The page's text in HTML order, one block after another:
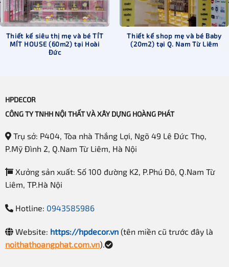
Thiết kế siêu thị mẹ và bé TÍT
MÍT HOUSE (60m2) tại Hoài
Đức
Thiết kế shop mẹ và bé Baby
(20m2) tại Q. Nam Từ Liêm
HPDECOR
CÔNG TY TNHH NỘI THẤT VÀ XÂY DỰNG HOÀNG PHÁT
Trụ sở: P404, Tòa nhà Thắng Lợi, Ngõ 49 Lê Đức Thọ,
P.Mỹ Đình 2, Q.Nam Từ Liêm, Hà Nội
Xưởng sản xuất: Số 100 đường K2, P.Phú Đô, Q.Nam Từ
Liêm, TP.Hà Nội
Hotline: 0943585986
Website: https://hpdecor.vn(tên miền cũ trước đây là
noithathoangphat.com.vn).